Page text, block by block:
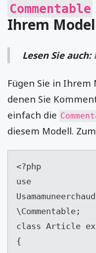
Commentable
Ihrem
Lesen Sie auch:
Fügen Sie in Ihrem
denen Sie
einfach die
diesem Modell.
<?php
use
\Commentable;
class Article
{